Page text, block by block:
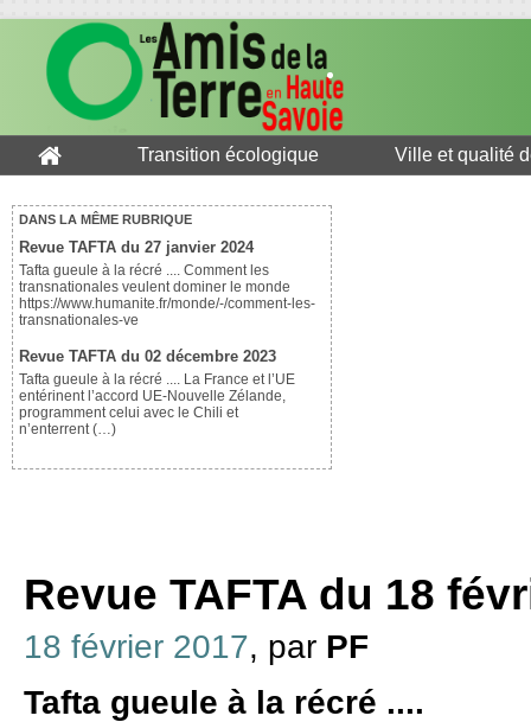
Transition écologique Ville et qualité
DANS LA MÊME RUBRIQUE
Revue TAFTA du 27 janvier 2024
Tafta gueule à la récré .... Comment les
transnationales veulent dominer le monde
https://www.humanite.fr/monde/-/comment-les-
transnationales-ve
Revue TAFTA du 02 décembre 2023
Tafta gueule à la récré .... La France et l’UE
entérinent l’accord UE-Nouvelle Zélande,
programment celui avec le Chili et
n’enterrent (…)
Revue TAFTA du 18
18 février 2017, par PF
Tafta gueule à la récré ....